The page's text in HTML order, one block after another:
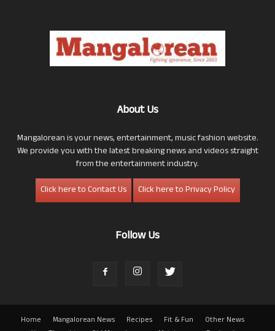
About Us
Mangalorean is your news, entertainment, music fashion website.
We provide you with the latest breaking news and videos straight
from the entertainment industry.
Click here to Contact Us
Click here to Privacy Policy
Follow Us
Home Mangalorean News Recipes Fit & Fun
Other News